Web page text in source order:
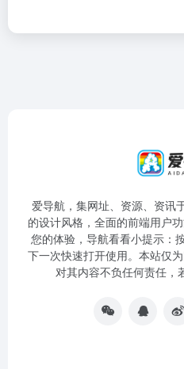
爱导航，集网址、资源、资讯
的设计风格，全面的前端用户
您的体验，导航看看小提示：
下一次快速打开使用。本站仅
对其内容不负任何责任，